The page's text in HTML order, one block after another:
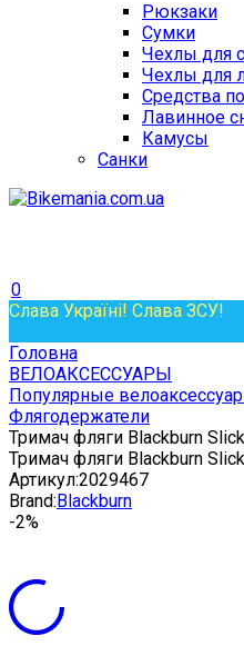
Рюкзаки
Сумки
Чехлы для
Чехлы для
Средства
Лавинное
Камусы
Санки
0
Слава Україні! Слава ЗСУ!
Головна
ВЕЛОАКСЕССУАРЫ
Популярные
Флягодержатели
Тримач фляги Blackburn
Тримач фляги Blackburn
Артикул:2029467
Brand:Blackburn
-2%